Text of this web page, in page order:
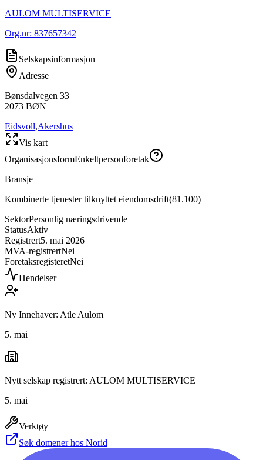
AULOM MULTISERVICE
Org.nr: 837657342
Selskapsinformasjon
Adresse
Bønsdalvegen 33
2073 BØN
Eidsvoll,Akershus
Vis kart
OrganisasjonsformEnkeltpersonforetak
Bransje
Kombinerte tjenester tilknyttet eiendomsdrift(81.100)
SektorPersonlig næringsdrivende
StatusAktiv
Registrert5. mai 2026
MVA-registrertNei
ForetaksregisteretNei
Hendelser
Ny Innehaver: Atle Aulom
5. mai
Nytt selskap registrert: AULOM MULTISERVICE
5. mai
Verktøy
Søk domener hos Norid